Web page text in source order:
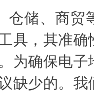
储、商贸
具，其准
为确保电
缺少的。